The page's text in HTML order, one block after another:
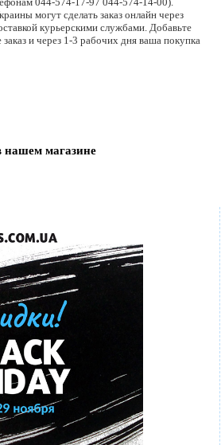
могут сделать заказ онлайн через
курьерскими службами. Добавьте
и через 1-3 рабочих дня ваша покупка
нашем магазине